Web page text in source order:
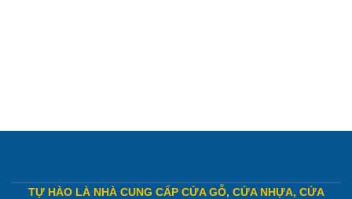
TỰ HÀO LÀ NHÀ CUNG CẤP CỬA GỖ, CỬA NHỰA, CỬA